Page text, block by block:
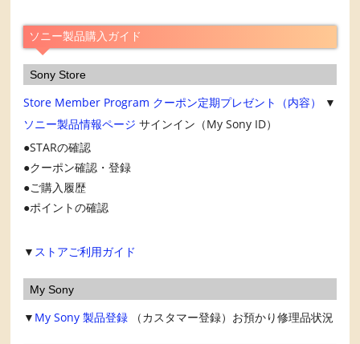
ブ
ソニー製品購入ガイド
Sony Store
Store Member Program クーポン定期プレゼント（内容）
▼
ソニー製品情報ページ サインイン（My Sony ID）
STARの確認
クーポン確認・登録
ご購入履歴
ポイントの確認
▼ ストアご利用ガイド
My Sony
▼ My Sony 製品登録 （カスタマー登録）お預かり修理品状況